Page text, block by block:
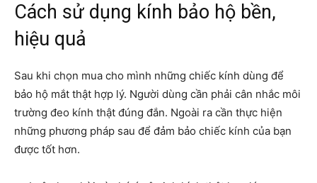
Cách sử dụng kính bảo hộ bền,
hiệu quả
Sau khi chọn mua cho mình những chiếc kính dùng để
bảo hộ mắt thật hợp lý. Người dùng cần phải cân nhắc môi
trường đeo kính thật đúng đắn. Ngoài ra cần thực hiện
những phương pháp sau để đảm bảo chiếc kính của bạn
được tốt hơn.